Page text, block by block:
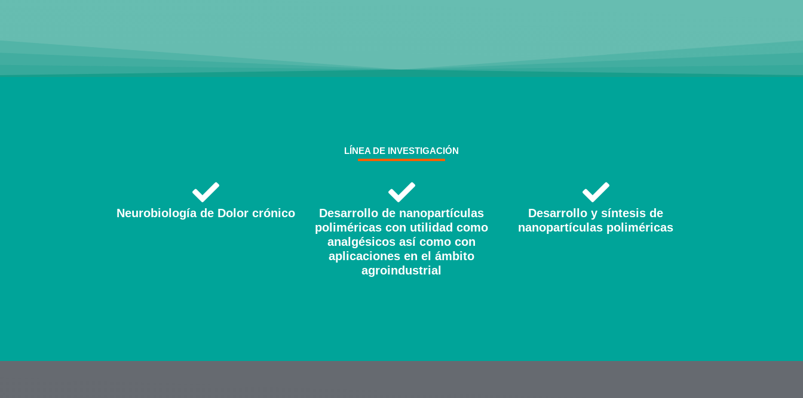
LÍNEA DE INVESTIGACIÓN
Neurobiología de Dolor crónico
Desarrollo de nanopartículas
poliméricas con utilidad como
analgésicos así como con
aplicaciones en el ámbito
agroindustrial
Desarrollo y síntesis de
nanopartículas poliméricas